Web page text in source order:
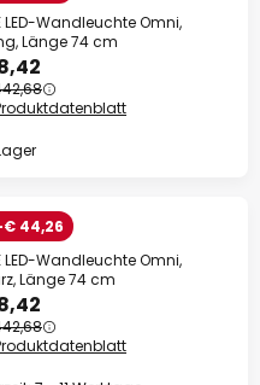
LED-Wandleuchte Omni,
Länge 74 cm
€ 44,26
LED-Wandleuchte Omni,
Länge 74 cm